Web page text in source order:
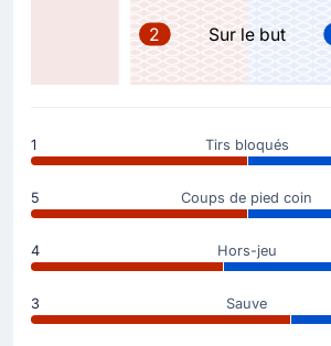
But !
US Cremonese prend la tête : 0 - 1
d'affichage. Jamie Vardy permet
Le début du match
2 Sur le but
1 Tirs bloqués
5 Coups de pied coin
4 Hors-jeu
3 Sauve